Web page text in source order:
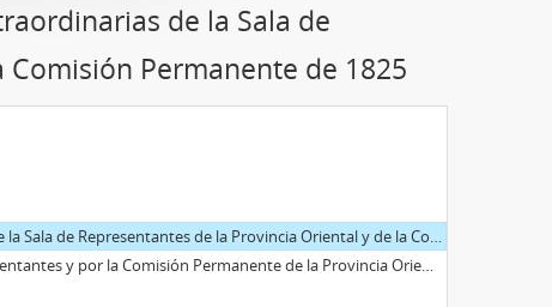
de la Sala de
Permanente de 1825
de la Provincia Oriental y de la Comisión Permanente de 1825
y por la Comisión Permanente de la Provincia Oriental de 1825